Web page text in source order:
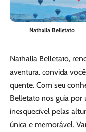
Nathalia Belletato
Nathalia Belletato,
aventura, convida
quente. Com seu
Belletato nos guia por
inesquecível pelas
única e memorável.